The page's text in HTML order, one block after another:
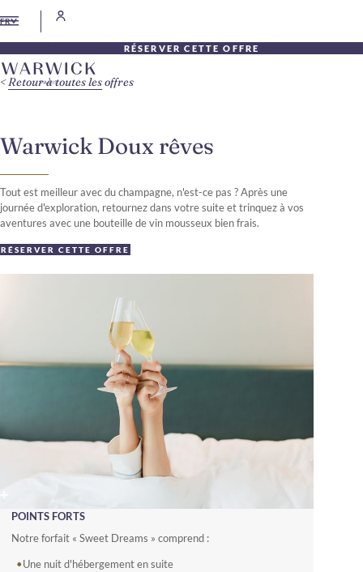
FR
RÉSERVER CETTE OFFRE
Warwick Doux rêves
Tout est meilleur avec du champagne, n'est-ce pas ? Après une
journée d'exploration, retournez dans votre suite et trinquez à vos
aventures avec une bouteille de vin mousseux bien frais.
RÉSERVER CETTE OFFRE
POINTS FORTS
Notre forfait « Sweet Dreams » comprend :
Une nuit d'hébergement en suite
Retour à toutes les offres